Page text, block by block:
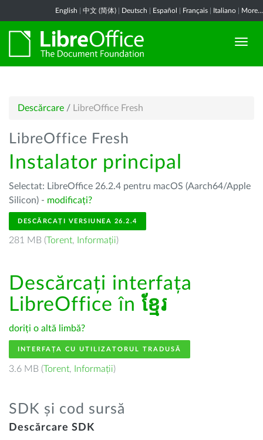
English 中文 (简体) Deutsch Español Français Italiano More...
Descărcare / LibreOffice Fresh
LibreOffice Fresh
Instalator principal
Selectat: LibreOffice 26.2.4 pentru macOS (Aarch64/Apple
Silicon) - modificați?
DESCĂRCAȚI VERSIUNEA 26.2.4
281 MB (Torent, Informații)
Descărcați interfața
LibreOffice în ខ្មែរ
doriți o altă limbă?
INTERFAȚA CU UTILIZATORUL TRADUSĂ
3.6 MB (Torent, Informații)
SDK și cod sursă
Descărcare SDK